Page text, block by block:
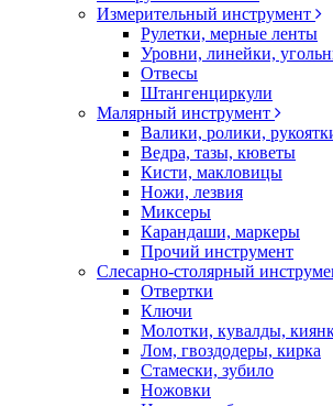
Измерительный инструмент
Рулетки, мерные ленты
Уровни, линейки,
Отвесы
Штангенциркули
Малярный инструмент
Валики, ролики,
Ведра, тазы, кюветы
Кисти, макловицы
Ножи, лезвия
Миксеры
Карандаши, маркеры
Прочий инструмент
Слесарно-столярный
Отвертки
Ключи
Молотки, кувалды,
Лом, гвоздодеры, кирка
Стамески, зубило
Ножовки